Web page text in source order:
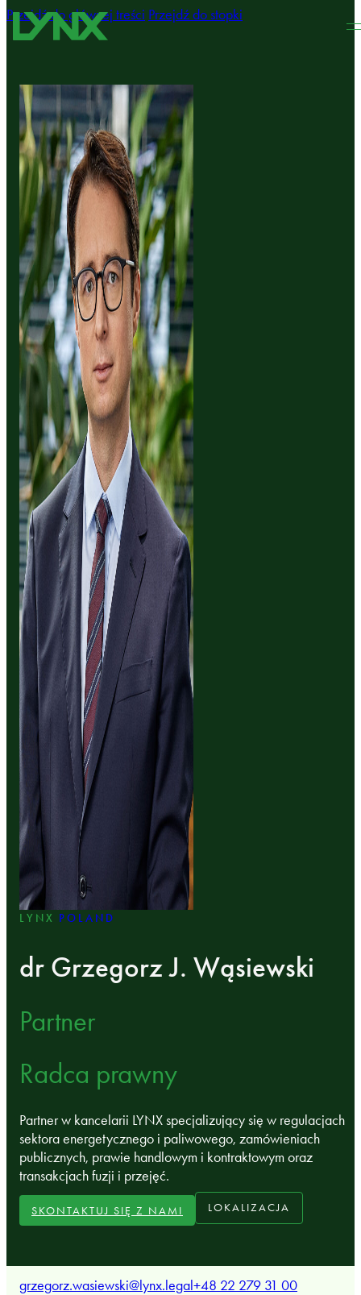
Przejdź do głównej treści Przejdź do stopki
LYNX POLAND
dr Grzegorz J. Wąsiewski
Partner
Radca prawny
Partner w kancelarii LYNX specjalizujący się w regulacjach
sektora energetycznego i paliwowego, zamówieniach
publicznych, prawie handlowym i kontraktowym oraz
transakcjach fuzji i przejęć.
SKONTAKTUJ SIĘ Z NAMI LOKALIZACJA
grzegorz.wasiewski@lynx.legal+48 22 279 31 00